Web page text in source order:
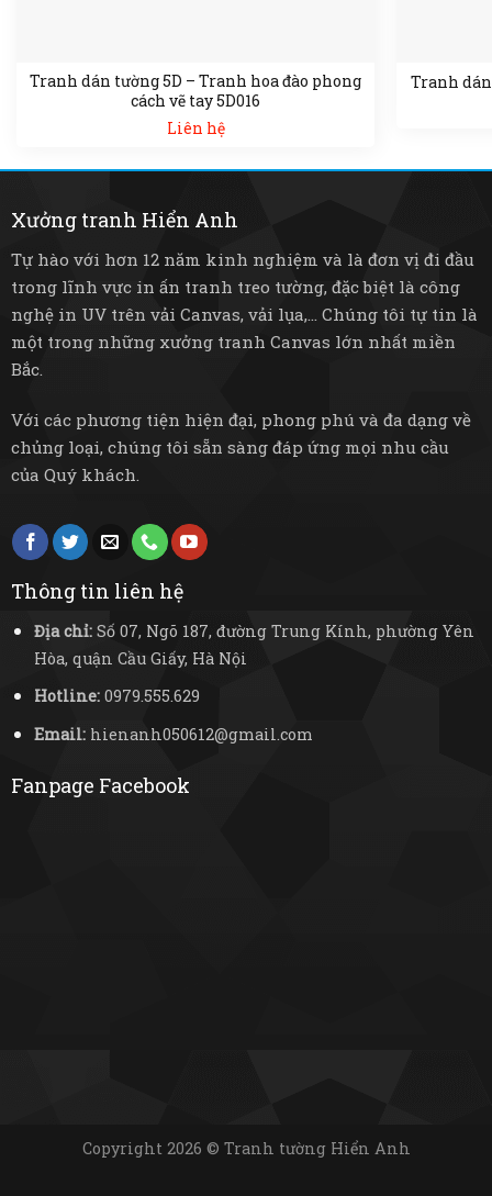
Tranh dán tường 5D – Tranh hoa đào phong
cách vẽ tay 5D016
Liên hệ
Tranh
Xưởng tranh Hiển Anh
Tự hào với hơn 12 năm kinh nghiệm và là đơn vị đi đầu
trong lĩnh vực in ấn tranh treo tường, đặc biệt là công
nghệ in UV trên vải Canvas, vải lụa,... Chúng tôi tự tin là
một trong những xưởng tranh Canvas lớn nhất miền
Bắc.
Với các phương tiện hiện đại, phong phú và đa dạng về
chủng loại, chúng tôi sẵn sàng đáp ứng mọi nhu cầu
của Quý khách.
Thông tin liên hệ
Địa chỉ:Số 07, Ngõ 187, đường Trung Kính, phường Yên
Hòa, quận Cầu Giấy, Hà Nội
Hotline:0979.555.629
Email:hienanh050612@gmail.com
Fanpage Facebook
Copyright 2026 © Tranh tường Hiển Anh